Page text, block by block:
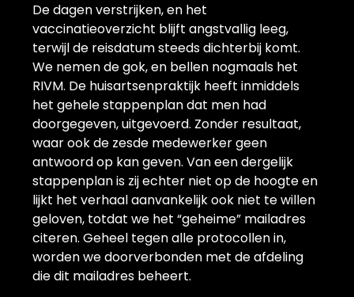
De dagen verstrijken, en het
vaccinatieoverzicht blijft angstvallig leeg,
terwijl de reisdatum steeds dichterbij komt.
We nemen de gok, en bellen nogmaals het
RIVM. De huisartsenpraktijk heeft inmiddels
het gehele stappenplan dat men had
doorgegeven, uitgevoerd. Zonder resultaat,
waar ook de zesde medewerker geen
antwoord op kan geven. Van een dergelijk
stappenplan is zij echter niet op de hoogte en
lijkt het verhaal aanvankelijk ook niet te willen
geloven, totdat we het “geheime” mailadres
citeren. Geheel tegen alle protocollen in,
worden we doorverbonden met de afdeling
die dit mailadres beheert.